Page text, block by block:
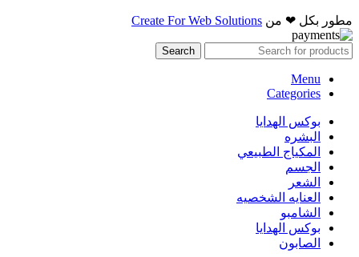
مطور بكل ❤ من Create For Web Solutions
Search
Menu
Categories
بوكس الهدايا
البشره
المكياج الطبيعي
الجسم
الشعر
العنايه الشخصيه
الشامبو
بوكس الهدايا
الصابون